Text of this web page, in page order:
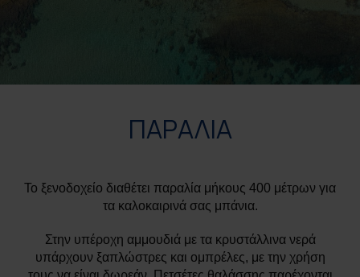
ΠΑΡΑΛΙΑ
Το ξενοδοχείο διαθέτει παραλία μήκους 400 μέτρων για
τα καλοκαιρινά σας μπάνια.
Στην υπέροχη αμμουδιά με τα κρυστάλλινα νερά
υπάρχουν ξαπλώστρες και ομπρέλες, με την χρήση